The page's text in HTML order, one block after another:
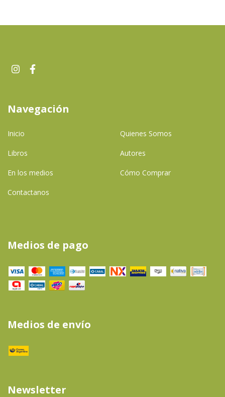
Navegación
Inicio Quienes Somos
Libros Autores
En los medios Cómo Comprar
Contactanos
Medios de pago
Medios de envío
Newsletter